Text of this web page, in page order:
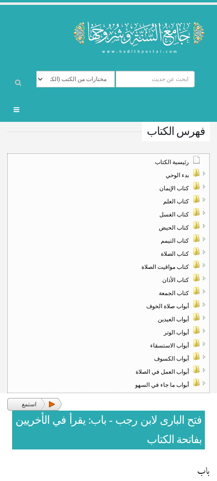
فهرس الكتاب
رئيسية الكتاب
بدء الوحي
كتاب الإيمان
كتاب العلم
كتاب الغسل
كتاب الحيض
كتاب التيمم
كتاب الصلاة
كتاب مواقيت الصلاة
كتاب الأذان
كتاب الجمعة
أبواب صلاة الخوف
أبواب العيدين
أبواب الوتر
أبواب الاستسقاء
أبواب الكسوف
أبواب العمل في الصلاة
أبواب ما جاء في السهو
استمع
فتح البارى لابن رجب - باب: يقرأ في الأخريين
بفاتحة الكتاب
باب